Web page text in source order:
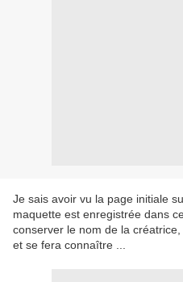
Je sais avoir vu la page initiale
maquette est enregistrée dans
conserver le nom de la
et se fera connaître ...